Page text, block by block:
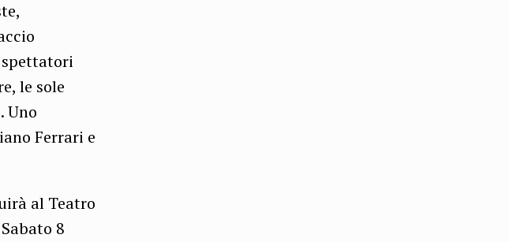
le sole
Uno
Ferrari e
al Teatro
8